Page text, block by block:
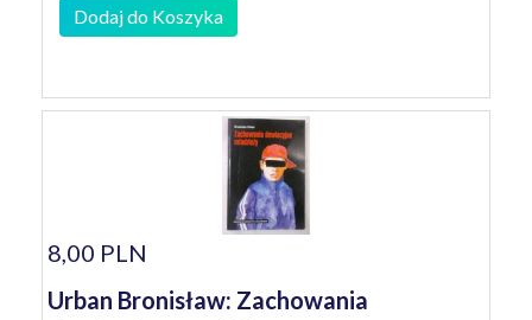
Dodaj do Koszyka
8,00 PLN
Urban Bronisław: Zachowania